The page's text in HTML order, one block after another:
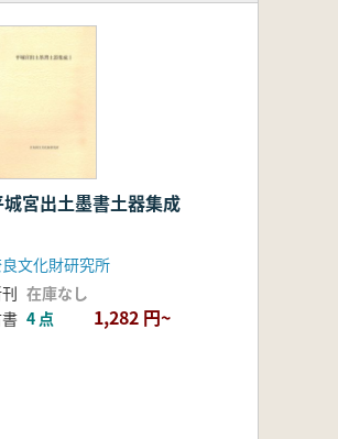
宮出土墨書土器集成
文化財研究所
在庫なし
4 点 1,282 円~